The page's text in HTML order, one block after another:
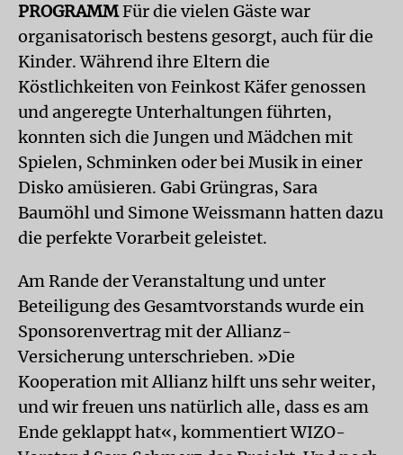
PROGRAMMFür die vielen Gäste war
organisatorisch bestens gesorgt, auch für die
Kinder. Während ihre Eltern die
Köstlichkeiten von Feinkost Käfer genossen
und angeregte Unterhaltungen führten,
konnten sich die Jungen und Mädchen mit
Spielen, Schminken oder bei Musik in einer
Disko amüsieren. Gabi Grüngras, Sara
Baumöhl und Simone Weissmann hatten dazu
die perfekte Vorarbeit geleistet.
Am Rande der Veranstaltung und unter
Beteiligung des Gesamtvorstands wurde ein
Sponsorenvertrag mit der Allianz-
Versicherung unterschrieben. »Die
Kooperation mit Allianz hilft uns sehr weiter,
und wir freuen uns natürlich alle, dass es am
Ende geklappt hat«, kommentiert WIZO-